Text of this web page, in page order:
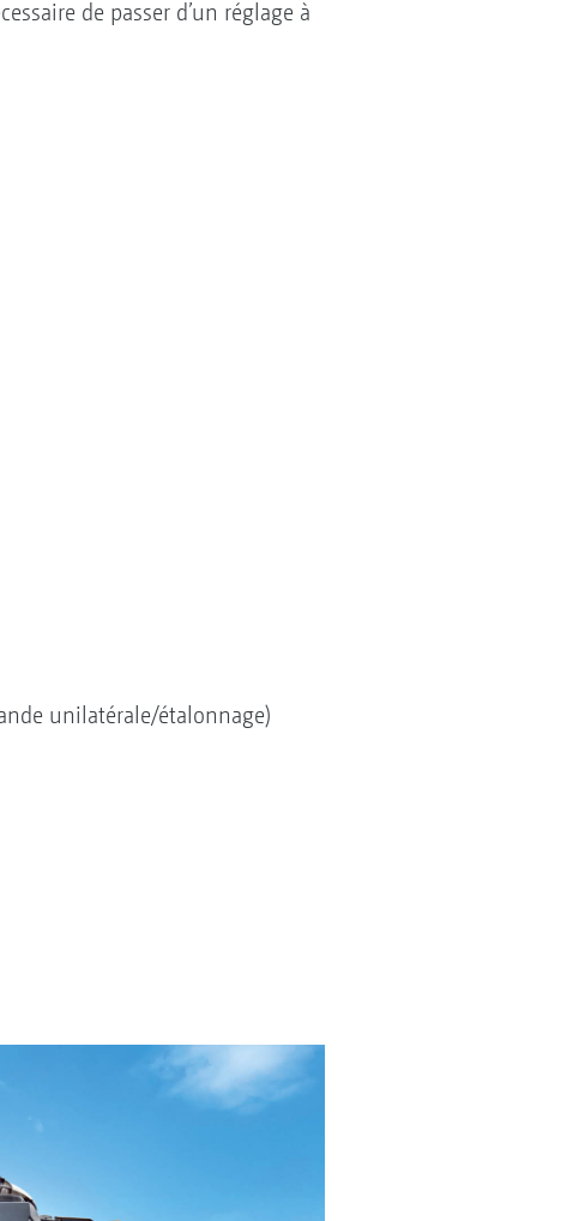
de passer d’un réglage à
unilatérale/étalonnage)